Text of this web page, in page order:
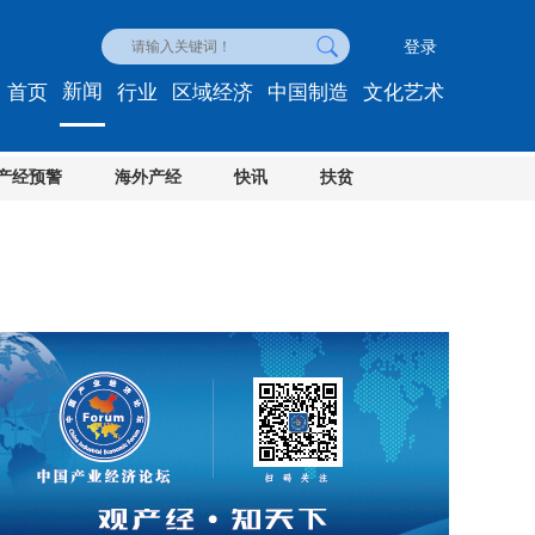
登录
首页 新闻
经预警 海外产经 快讯 扶贫
行业 区域经济 中国制造 文化艺术